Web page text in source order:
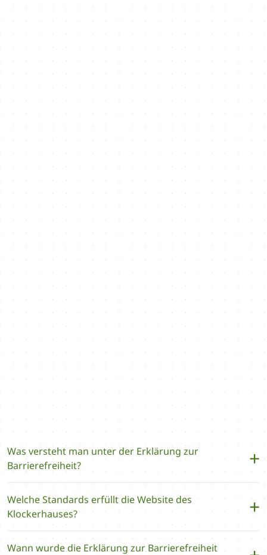
Was versteht man unter der Erklärung zur
Barrierefreiheit?
Welche Standards erfüllt die Website des
Klockerhauses?
Wann wurde die Erklärung zur Barrierefreiheit